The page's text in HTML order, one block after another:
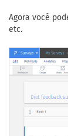
Agora você
etc.